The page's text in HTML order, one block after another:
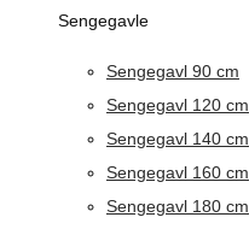
Sengegavle
Sengegavl 90 cm
Sengegavl 120 cm
Sengegavl 140 cm
Sengegavl 160 cm
Sengegavl 180 cm